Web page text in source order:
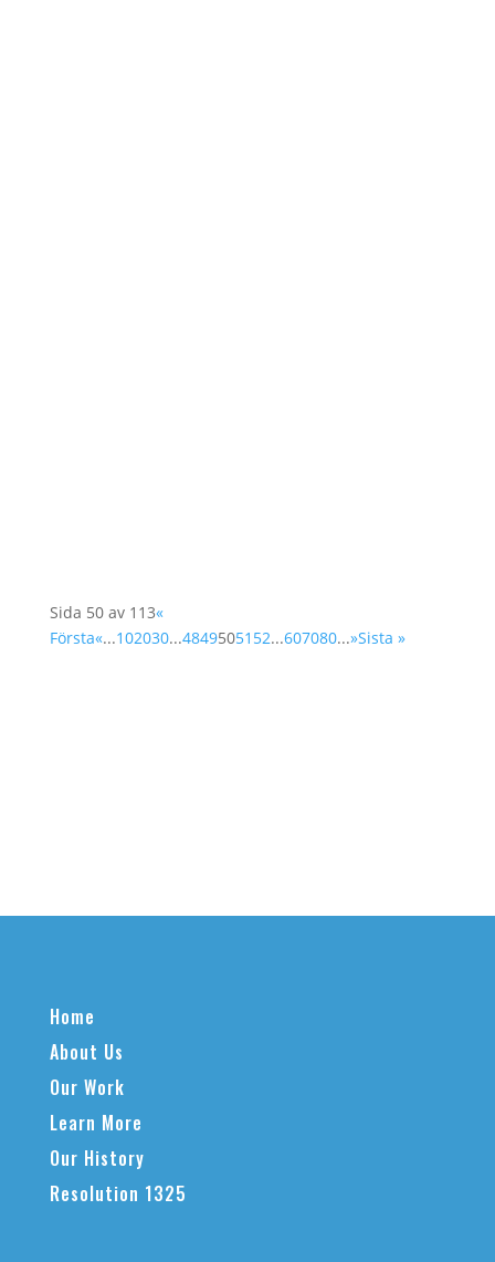
Sida 50 av 113«
Första«...102030...48495051 52...607080...»Sista »
Home
About Us
Our Work
Learn More
Our History
Resolution 1325